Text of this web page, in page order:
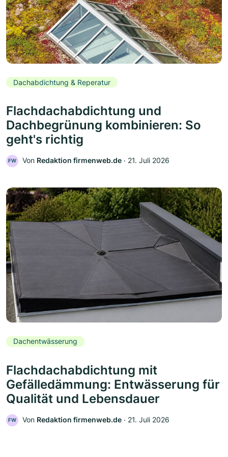
Dachabdichtung & Reperatur
Flachdachabdichtung und
Dachbegrünung kombinieren: So
geht's richtig
FW Von Redaktion firmenweb.de ‧ 21. Juli 2026
Dachentwässerung
Flachdachabdichtung mit
Gefälledämmung: Entwässerung für
Qualität und Lebensdauer
FW Von Redaktion firmenweb.de ‧ 21. Juli 2026